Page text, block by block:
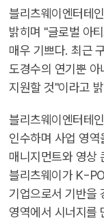
블리츠웨이엔터테
밝히며 "글로벌 아
매우 기쁘다. 최근
도경수의 연기뿐
지원할 것"이라고
블리츠웨이엔터테
인수하며 사업 영
매니지먼트와 영상
블리츠웨이가 K-
기업으로서 기반을
영역에서 시너지를